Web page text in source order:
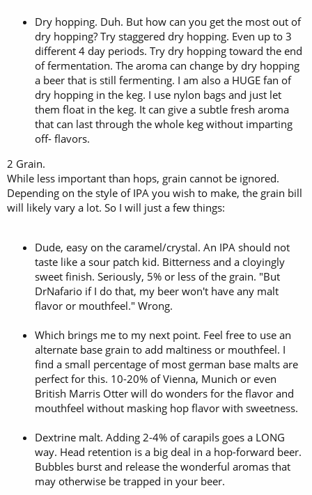
Dry hopping. Duh. But how can you get the most out of
dry hopping? Try staggered dry hopping. Even up to 3
different 4 day periods. Try dry hopping toward the end
of fermentation. The aroma can change by dry hopping
a beer that is still fermenting. I am also a HUGE fan of
dry hopping in the keg. I use nylon bags and just let
them float in the keg. It can give a subtle fresh aroma
that can last through the whole keg without imparting
off- flavors.
2 Grain.
While less important than hops, grain cannot be ignored.
Depending on the style of IPA you wish to make, the grain bill
will likely vary a lot. So I will just a few things:
Dude, easy on the caramel/crystal. An IPA should not
taste like a sour patch kid. Bitterness and a cloyingly
sweet finish. Seriously, 5% or less of the grain. "But
DrNafario if I do that, my beer won't have any malt
flavor or mouthfeel." Wrong.
Which brings me to my next point. Feel free to use an
alternate base grain to add maltiness or mouthfeel. I
find a small percentage of most german base malts are
perfect for this. 10-20% of Vienna, Munich or even
British Marris Otter will do wonders for the flavor and
mouthfeel without masking hop flavor with sweetness.
Dextrine malt. Adding 2-4% of carapils goes a LONG
way. Head retention is a big deal in a hop-forward beer.
Bubbles burst and release the wonderful aromas that
may otherwise be trapped in your beer.